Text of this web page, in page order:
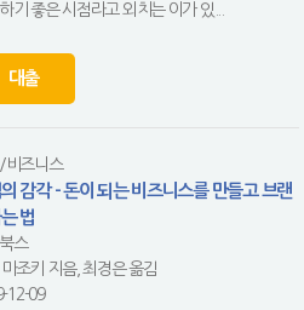
기 좋은 시점라고 외치는 이가 있...
대출
비즈니스
감각 - 돈이 되는 비즈니스를 만들고 브랜
법
스
조키 지음, 최경은 옮김
12-09